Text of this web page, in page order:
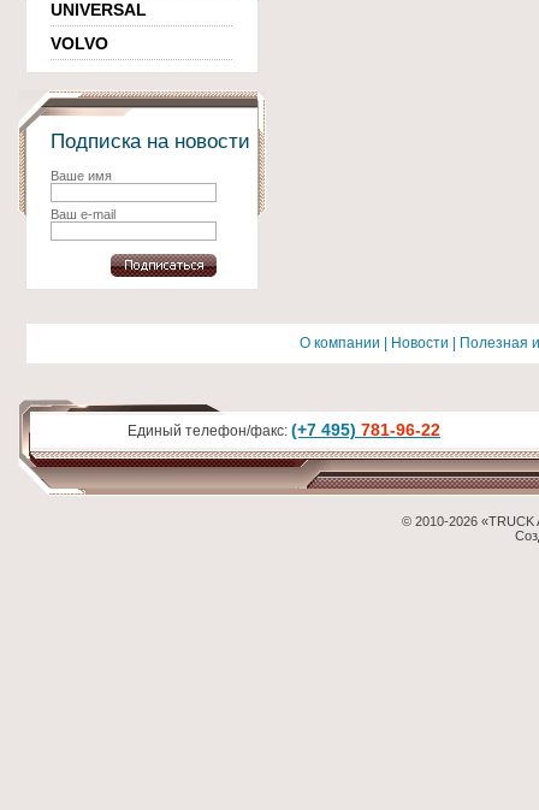
UNIVERSAL
VOLVO
Подписка на новости
Ваше имя
Ваш e-mail
О компании Новости Полезная
Единый телефон/факс: (+7 495) 781-96-22
© 2010-2026